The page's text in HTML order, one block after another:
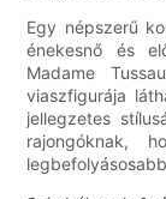
Egy népszerű
énekesnő és
Madame
viaszfigurája
jellegzetes
rajongóknak,